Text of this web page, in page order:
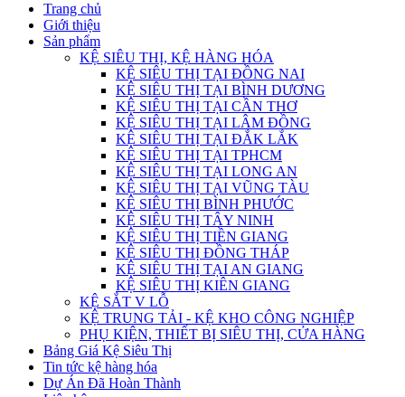
Trang chủ
Giới thiệu
Sản phẩm
KỆ SIÊU THỊ, KỆ HÀNG HÓA
KỆ SIÊU THỊ TẠI ĐỒNG NAI
KỆ SIÊU THỊ TẠI BÌNH DƯƠNG
KỆ SIÊU THỊ TẠI CẦN THƠ
KỆ SIÊU THỊ TẠI LÂM ĐỒNG
KỆ SIÊU THỊ TẠI ĐẮK LẮK
KỆ SIÊU THỊ TẠI TPHCM
KỆ SIÊU THỊ TẠI LONG AN
KỆ SIÊU THỊ TẠI VŨNG TÀU
KỆ SIÊU THỊ BÌNH PHƯỚC
KỆ SIÊU THỊ TÂY NINH
KỆ SIÊU THỊ TIỀN GIANG
KỆ SIÊU THỊ ĐỒNG THÁP
KỆ SIÊU THỊ TẠI AN GIANG
KỆ SIÊU THỊ KIÊN GIANG
KỆ SẮT V LỖ
KỆ TRUNG TẢI - KỆ KHO CÔNG NGHIỆP
PHỤ KIỆN, THIẾT BỊ SIÊU THỊ, CỬA HÀNG
Bảng Giá Kệ Siêu Thị
Tin tức kệ hàng hóa
Dự Án Đã Hoàn Thành